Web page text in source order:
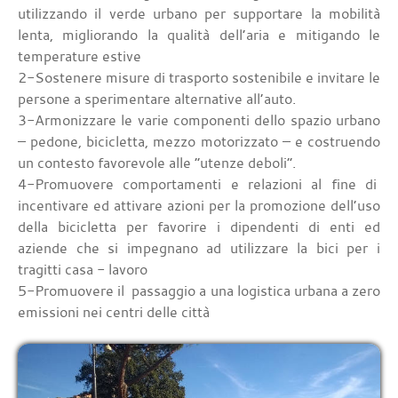
utilizzando il verde urbano per supportare la mobilità
lenta, migliorando la qualità dell’aria e mitigando le
temperature estive
2-Sostenere misure di trasporto sostenibile e invitare le
persone a sperimentare alternative all’auto.
3-Armonizzare le varie componenti dello spazio urbano
– pedone, bicicletta, mezzo motorizzato – e costruendo
un contesto favorevole alle “utenze deboli”.
4-Promuovere comportamenti e relazioni al fine di
incentivare ed attivare azioni per la promozione dell’uso
della bicicletta per favorire i dipendenti di enti ed
aziende che si impegnano ad utilizzare la bici per i
tragitti casa - lavoro
5-Promuovere il passaggio a una logistica urbana a zero
emissioni nei centri delle città